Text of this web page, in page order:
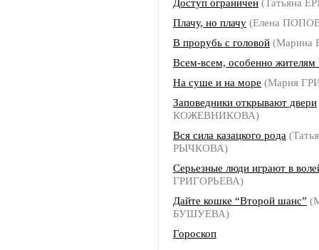
Доступ ограничен (Татьяна
Плачу, но плачу (Елена
В прорубь с головой
Всем-всем, особенно жителям
На суше и на море (Мария
Заповедники открывают двери
КОЖЕВНИКОВА)
Вся сила казацкого рода
РЫЧКОВА)
Серьезные люди играют в
ГРИГОРЬЕВА)
Дайте кошке “Второй шанс”
БУШУЕВА)
Гороскоп